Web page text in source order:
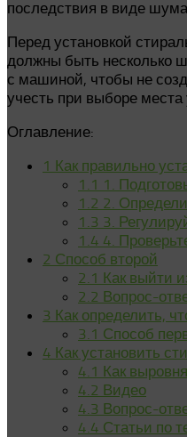
последствия в виде
Перед установкой
должны быть несколько
с машиной, чтобы не
учесть при выборе
Оглавление:
1 Как правильно
1.1 1.
1.2 2.
1.3 3.
1.4 4.
2 Способ второй
2.1 Как выйти
2.2 Вопрос-
3 Как определить,
3.1 Способ
4 Как установить
4.1 Как
4.2 Видео
4.3 Вопрос-
4.4 Статьи по